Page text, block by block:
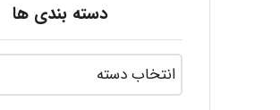
دسته بندی ها